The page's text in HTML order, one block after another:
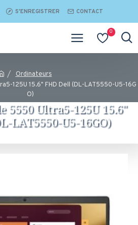
S'ENREGISTRER CONTACT
0
Ordinateurs
125U 15.6" FHD Dell (DL-LAT5550-U5-16G
O)
5550 Ultra5-125U 15.6"
LAT5550-U5-16GO)